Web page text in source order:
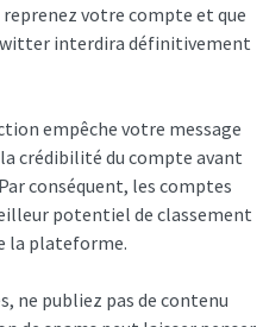
votre compte et que
interdira définitivement
empêche votre message
crédibilité du compte avant
conséquent, les comptes
potentiel de classement
la plateforme.
ne publiez pas de contenu